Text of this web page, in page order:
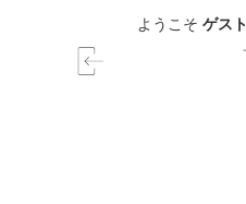
ようこそ ゲス